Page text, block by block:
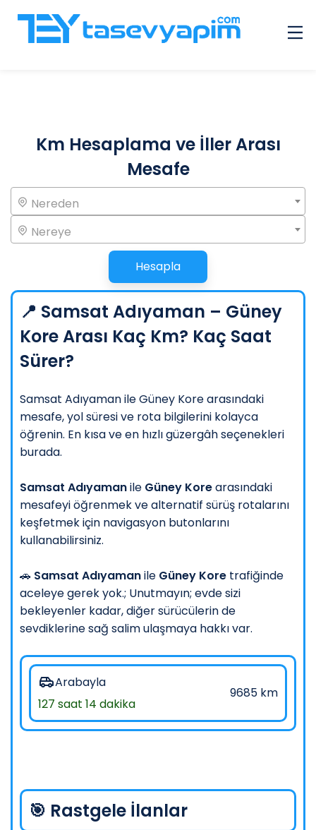
İlanlar
İletişim
Km Hesaplama ve İller Arası
Mesafe
Nereden
Nereye
Hesapla
📍 Samsat Adıyaman – Güney
Kore Arası Kaç Km? Kaç Saat
Sürer?
Samsat Adıyaman ile Güney Kore arasındaki
mesafe, yol süresi ve rota bilgilerini kolayca
öğrenin. En kısa ve en hızlı güzergâh seçenekleri
burada.
Samsat Adıyamanile Güney Korearasındaki
mesafeyi öğrenmek ve alternatif sürüş rotalarını
keşfetmek için navigasyon butonlarını
kullanabilirsiniz.
🚗 Samsat Adıyamanile Güney Kore trafiğinde
aceleye gerek yok.; Unutmayın; evde sizi
bekleyenler kadar, diğer sürücülerin de
sevdiklerine sağ salim ulaşmaya hakkı var.
Arabayla
127 saat 14 dakika
9685 km
🎯 Rastgele İlanlar